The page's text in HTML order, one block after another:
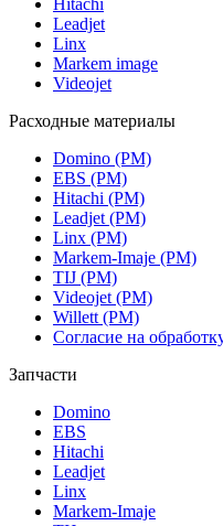
Leadjet
Linx
Markem image
Videojet
Расходные материалы
Domino (РМ)
EBS (РМ)
Hitachi (РМ)
Leadjet (РМ)
Linx (РМ)
Markem-Imaje (РМ)
TIJ (РМ)
Videojet (РМ)
Willett (РМ)
Согласие на
Запчасти
Domino
EBS
Hitachi
Leadjet
Linx
Markem-Imaje